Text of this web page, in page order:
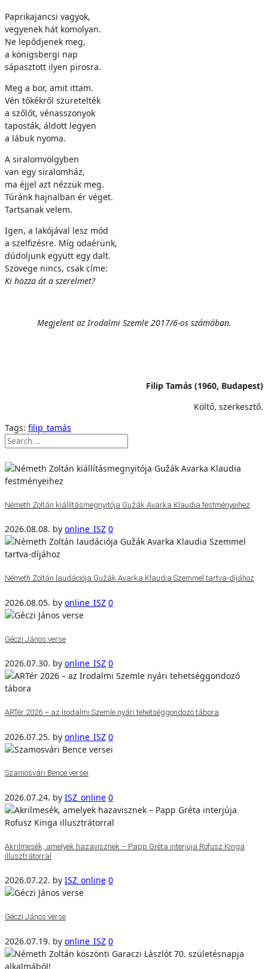
Paprikajancsi vagyok,
vegyenek hát komolyan.
Ne lepődjenek meg,
a königsbergi nap
sápasztott ilyen pirosra.
Meg a bor, amit ittam.
Vén tőkékről szüretelték
a szőlőt, vénasszonyok
taposták, áldott legyen
a lábuk nyoma.
A siralomvölgyben
van egy siralomház,
ma éjjel azt nézzük meg.
Túránk hajnalban ér véget.
Tartsanak velem.
Igen, a lakójával lesz mód
a szelfizésre. Míg odaérünk,
dúdoljunk együtt egy dalt.
Szövege nincs, csak címe:
Ki hozza át a szerelmet?
Megjelent az Irodalmi Szemle 2017/6-os számában.
Filip Tamás (1960, Budapest)
Költő, szerkesztő.
Tags: filip_tamás
Németh Zoltán kiállításmegnyitója Gužák Avarka Klaudia festményeihez
2026.08.08. by online_ISZ 0
Németh Zoltán laudációja Gužák Avarka Klaudia Szemmel tartva-díjához
2026.08.05. by online_ISZ 0
Géczi János verse
2026.07.30. by online_ISZ 0
ARTér 2026 – az Irodalmi Szemle nyári tehetséggondozó tábora
2026.07.25. by online_ISZ 0
Szamosvári Bence versei
2026.07.24. by ISZ_online 0
Akrilmesék, amelyek hazavisznek – Papp Gréta interjúja Rofusz Kinga
illusztrátorral
2026.07.22. by ISZ_online 0
Géczi János verse
2026.07.19. by online_ISZ 0